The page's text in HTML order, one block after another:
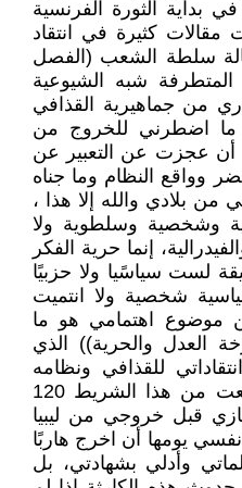
الثورة الفرنسية
مقالات كثيرة في انتقاد
سلطة الشعب (الفصل
المتطرفة شبه الشيوعية
من جماهيرية القذافي
أصلًا ما اضطرني للخروج من
أن عجزت عن التعبير عن
وواقع النظام وما جناه
من بلادي والله إلا هذا ،
وشخصية وسلطوية ولا
إنما حرية الفكر
لست سياسًيا ولا حزبيًا
شخصية ولا انتميت
موضوع اهتمامي هو ما
والحرية)) الذي
للقذافي ونظامه
الشمولي وكتابه الأخضر وطبعت من هذا الشريط 120
قبل خروجي من ليبيا
عز على نفسي يومها أن اخرج هاربًا
وأدلي بشهادتي، بل